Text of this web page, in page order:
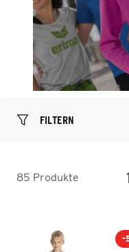
FILTERN
85 Produkte
-